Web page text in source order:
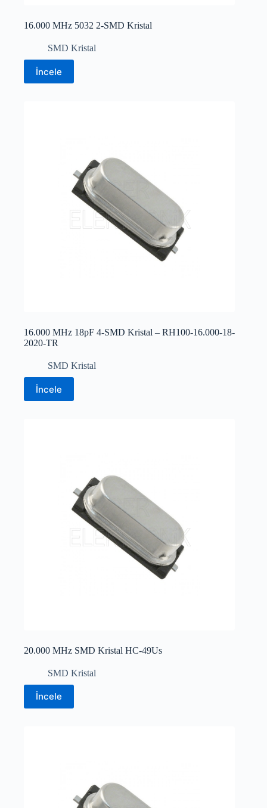
16.000 MHz 5032 2-SMD Kristal
SMD Kristal
İncele
16.000 MHz 18pF 4-SMD Kristal – RH100-16.000-18-
2020-TR
SMD Kristal
İncele
20.000 MHz SMD Kristal HC-49Us
SMD Kristal
İncele